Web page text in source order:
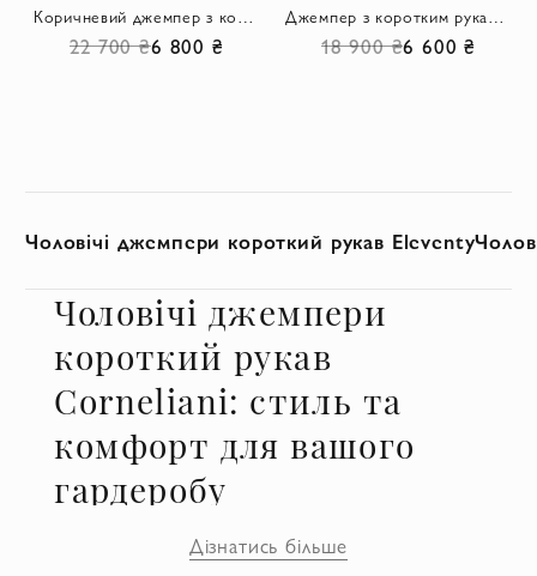
22 700 ₴6 800 ₴ 18 900 ₴6 600 ₴
Чоловічі джемпери короткий рукав Eleventy
Чоловічі джемпери
короткий рукав
Corneliani: стиль та
комфорт для вашого
гардеробу
Колекція чоловічих джемперів короткого
Дізнатись більше